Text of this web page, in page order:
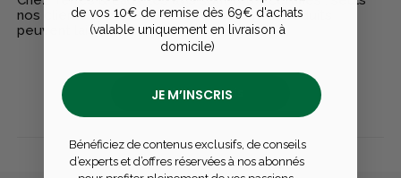
nos clients ayant réellement acheté nos produits
peuvent laisser un avis
Publier un avis
de vos 10€ de remise dès 69€ d'achats
(valable uniquement en livraison à
domicile)
JE M’INSCRIS
Bénéficiez de contenus exclusifs, de conseils
d’experts et d’offres réservées à nos abonnés